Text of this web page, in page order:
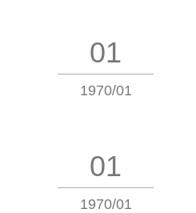
01
1970/01
01
1970/01